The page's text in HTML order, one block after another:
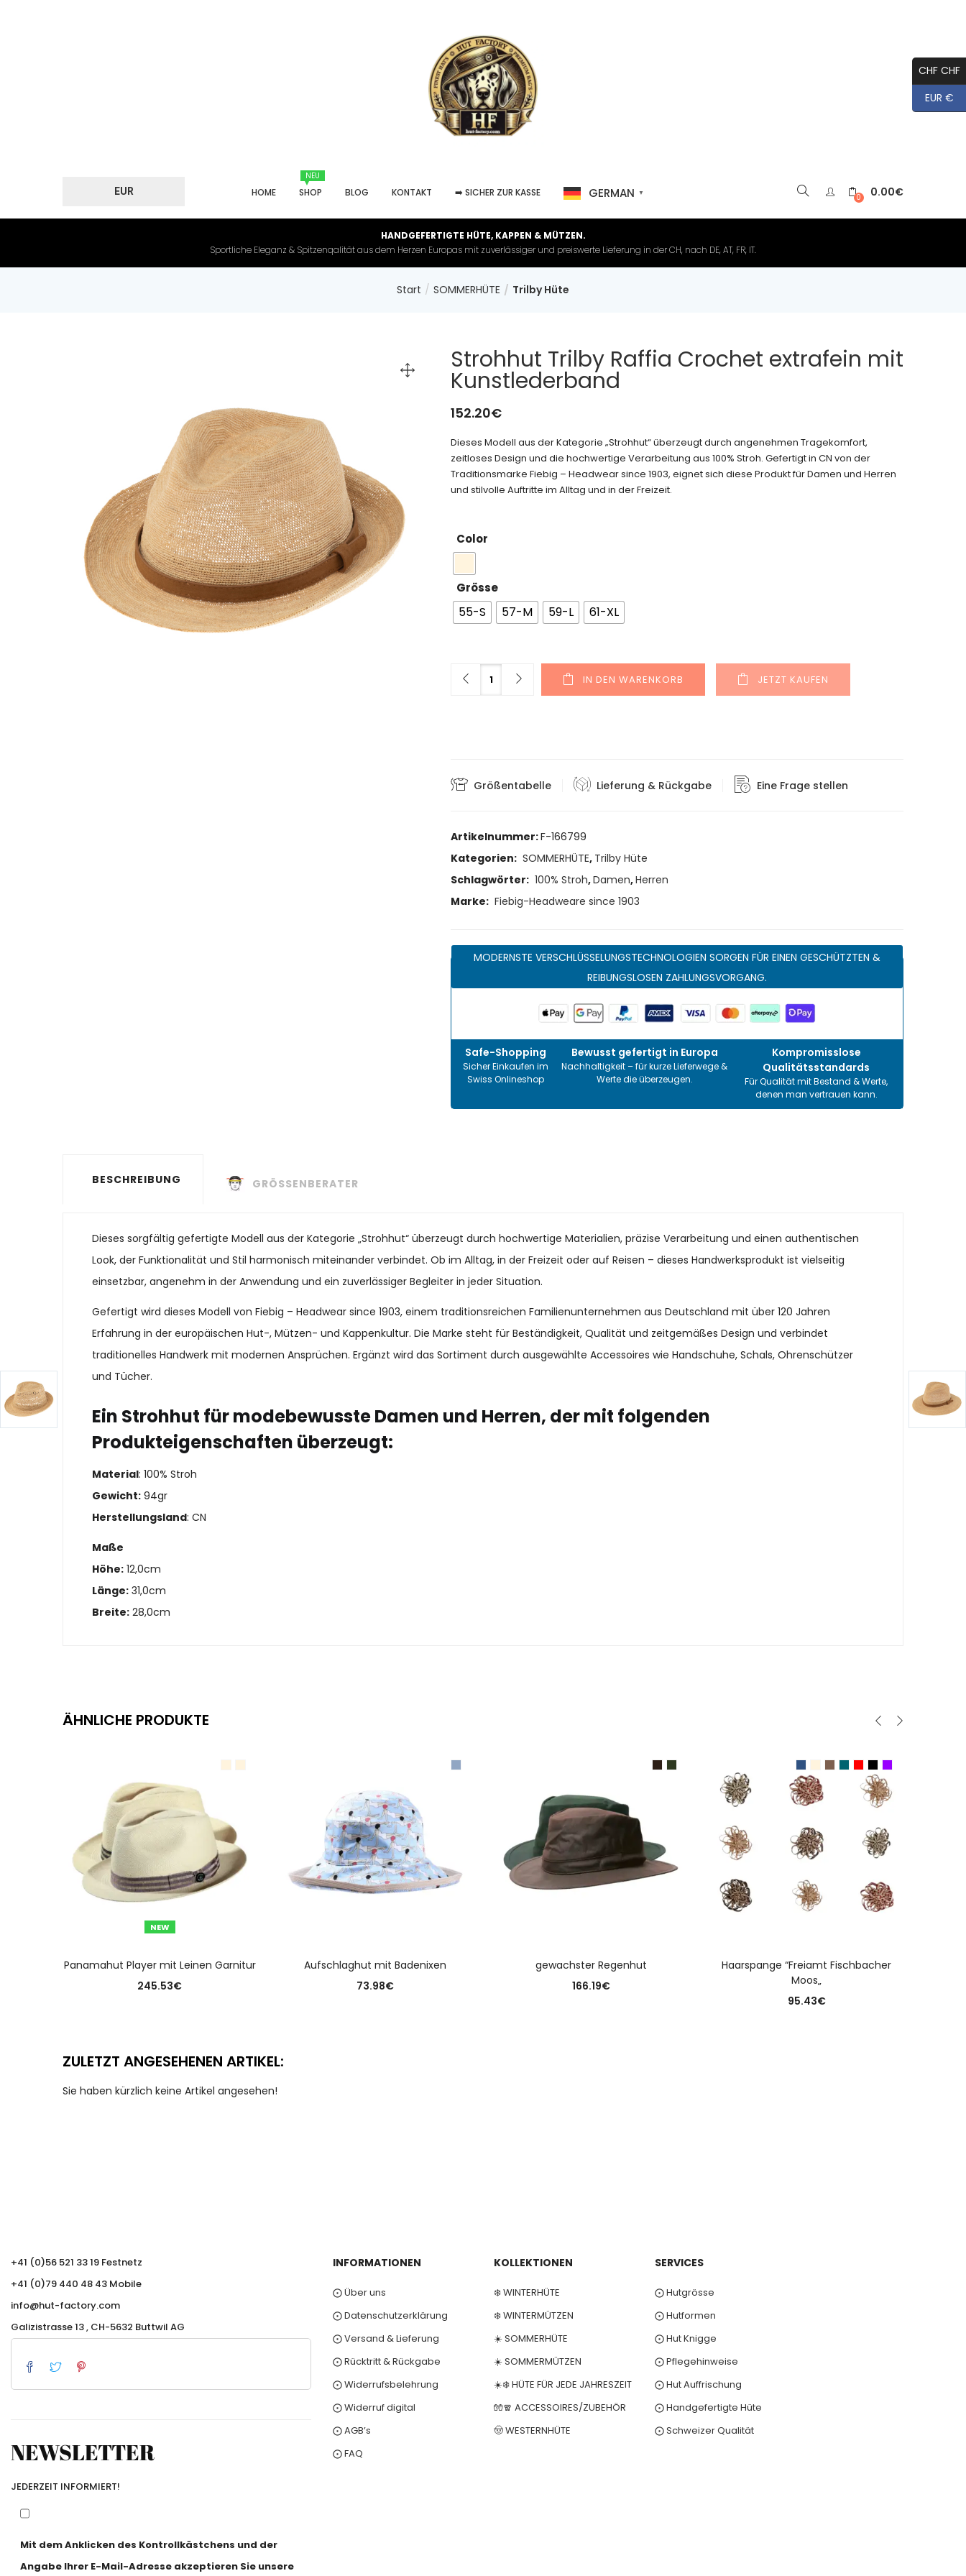
EUR HOME
NEU
SHOP BLOG KONTAKT ➡️ SICHER ZUR KASSE GERMAN ▼ 0 0.00€
HANDGEFERTIGTE HÜTE, KAPPEN & MÜTZEN.
Sportliche Eleganz & Spitzenqalität aus dem Herzen Europas mit zuverlässiger und preiswerte Lieferung in der CH, nach DE, AT, FR, IT.
Start SOMMERHÜTE Trilby Hüte
Strohhut Trilby Raffia Crochet extrafein mit
Kunstlederband
152.20€
Dieses Modell aus der Kategorie „Strohhut“ überzeugt durch angenehmen Tragekomfort,
zeitloses Design und die hochwertige Verarbeitung aus 100% Stroh. Gefertigt in CN von der
Traditionsmarke Fiebig – Headwear since 1903, eignet sich diese Produkt für Damen und Herren
und stilvolle Auftritte im Alltag und in der Freizeit.
Color
Grösse
55-S 57-M 59-L 61-XL
Menge
IN DEN WARENKORB JETZT KAUFEN
Größentabelle Lieferung & Rückgabe Eine Frage stellen
Artikelnummer:F-166799
Kategorien: SOMMERHÜTE, Trilby Hüte
Schlagwörter: 100% Stroh,Damen,Herren
Marke: Fiebig-Headweare since 1903
MODERNSTE VERSCHLÜSSELUNGSTECHNOLOGIEN SORGEN FÜR EINEN GESCHÜTZTEN &
REIBUNGSLOSEN ZAHLUNGSVORGANG.
Safe-Shopping
Sicher Einkaufen im
Swiss Onlineshop
Bewusst gefertigt in Europa
Nachhaltigkeit – für kurze Lieferwege &
Werte die überzeugen.
Kompromisslose
Qualitätsstandards
Für Qualität mit Bestand & Werte,
denen man vertrauen kann.
BESCHREIBUNG GRÖSSENBERATER
Dieses sorgfältig gefertigte Modell aus der Kategorie „Strohhut“ überzeugt durch hochwertige Materialien, präzise Verarbeitung und einen authentischen
Look, der Funktionalität und Stil harmonisch miteinander verbindet. Ob im Alltag, in der Freizeit oder auf Reisen – dieses Handwerksprodukt ist vielseitig
einsetzbar, angenehm in der Anwendung und ein zuverlässiger Begleiter in jeder Situation.
Gefertigt wird dieses Modell von Fiebig – Headwear since 1903, einem traditionsreichen Familienunternehmen aus Deutschland mit über 120 Jahren
Erfahrung in der europäischen Hut-, Mützen- und Kappenkultur. Die Marke steht für Beständigkeit, Qualität und zeitgemäßes Design und verbindet
traditionelles Handwerk mit modernen Ansprüchen. Ergänzt wird das Sortiment durch ausgewählte Accessoires wie Handschuhe, Schals, Ohrenschützer
und Tücher.
Ein Strohhut für modebewusste Damen und Herren, der mit folgenden
Produkteigenschaften überzeugt:
Material: 100% Stroh
Gewicht: 94gr
Herstellungsland: CN
Maße
Höhe: 12,0cm
Länge: 31,0cm
Breite: 28,0cm
ÄHNLICHE PRODUKTE
NEW
Panamahut Player mit Leinen Garnitur
245.53€
Aufschlaghut mit Badenixen
73.98€
gewachster Regenhut
166.19€
Haarspange “Freiamt Fischbacher
Moos„
95.43€
ZULETZT ANGESEHENEN ARTIKEL:
Sie haben kürzlich keine Artikel angesehen!
+41 (0)56 521 33 19 Festnetz
+41 (0)79 440 48 43 Mobile
info@hut-factory.com
Galizistrasse 13 , CH-5632 Buttwil AG
NEWSLETTER
JEDERZEIT INFORMIERT!
Mit dem Anklicken des Kontrollkästchens und der
Angabe Ihrer E-Mail-Adresse akzeptieren Sie unsere
INFORMATIONEN
⨀ Über uns
⨀ Datenschutzerklärung
⨀ Versand & Lieferung
⨀ Rücktritt & Rückgabe
⨀ Widerrufsbelehrung
⨀ Widerruf digital
⨀ AGB’s
⨀ FAQ
KOLLEKTIONEN
❄️ WINTERHÜTE
❄️ WINTERMÜTZEN
☀️ SOMMERHÜTE
☀️ SOMMERMÜTZEN
☀️❄️ HÜTE FÜR JEDE JAHRESZEIT
🧤🧣 ACCESSOIRES/ZUBEHÖR
🤠 WESTERNHÜTE
SERVICES
⨀ Hutgrösse
⨀ Hutformen
⨀ Hut Knigge
⨀ Pflegehinweise
⨀ Hut Auffrischung
⨀ Handgefertigte Hüte
⨀ Schweizer Qualität
CHF CHF
EUR €